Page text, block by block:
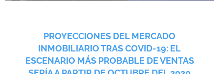
PROYECCIONES DEL MERCADO
INMOBILIARIO TRAS COVID-19: EL
ESCENARIO MÁS PROBABLE DE VENTAS